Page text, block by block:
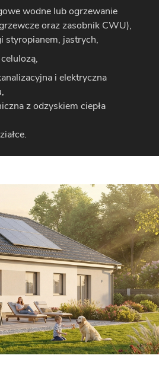
wodne lub ogrzewanie
oraz zasobnik CWU),
styropianem, jastrych,
i elektryczna
z odzyskiem ciepła